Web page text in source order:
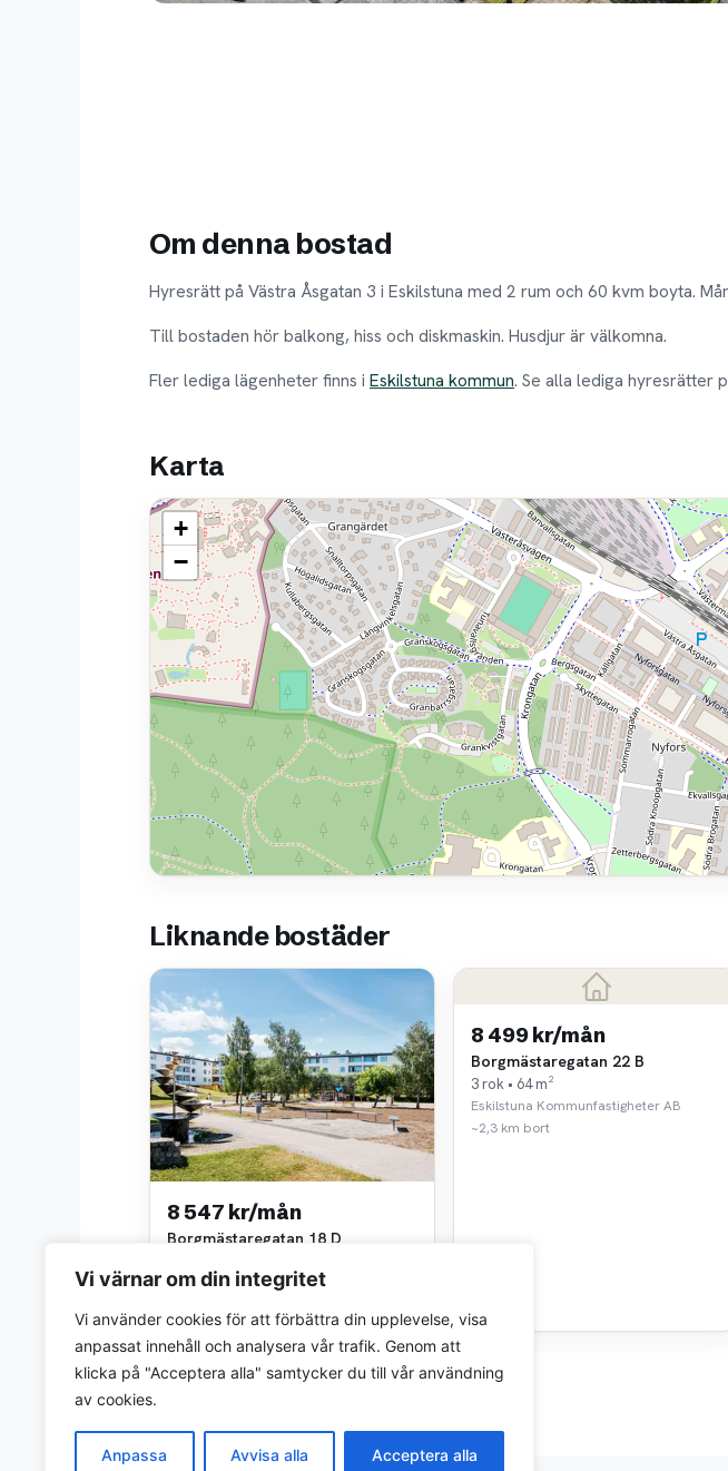
Vi värnar om din integritet
Vi använder cookies för att förbättra din upplevelse, visa
anpassat innehåll och analysera vår trafik. Genom att
klicka på "Acceptera alla" samtycker du till vår användning
av cookies.
Anpassa Avvisa alla Acceptera alla
Om denna bostad
Hyresrätt på Västra Åsgatan 3 i Eskilstuna med 2 rum och 60 kvm boyta.
Till bostaden hör balkong, hiss och diskmaskin. Husdjur är välkomna.
Fler lediga lägenheter finns i Eskilstuna kommun. Se alla lediga hyresrätter
Karta
+
−
Liknande bostäder
8 547 kr/mån
Borgmästaregatan 18 D
Eskilstuna Kommunfastigheter AB
8 499 kr/mån
Borgmästaregatan 22 B
3 rok • 64 m²
Eskilstuna Kommunfastigheter AB
~2,3 km bort